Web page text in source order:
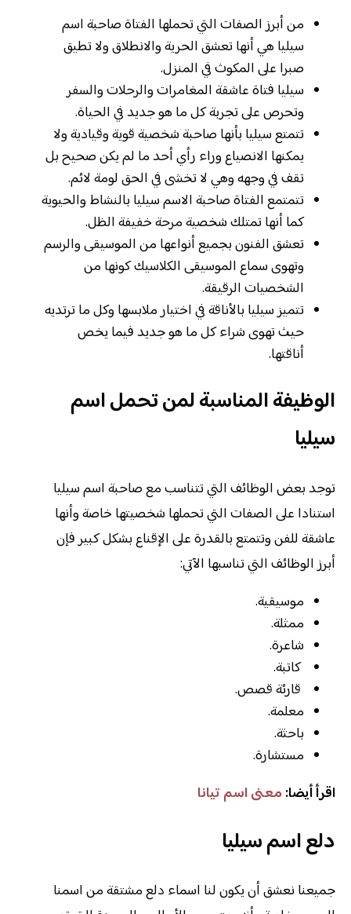
من أبرز الصفات التي تحملها الفتاة صاحبة اسم
سيليا هي أنها تعشق الحرية والانطلاق ولا تطيق
صبرا على المكوث في المنزل.
سيليا فتاة عاشقة المغامرات والرحلات والسفر
وتحرص على تجربة كل ما هو جديد في الحياة.
تتمتع سيليا بأنها صاحبة شخصية قوية وقيادية ولا
يمكنها الانصياع وراء رأي أحد ما لم يكن صحيح بل
تقف في وجهه وهي لا تخشى في الحق لومة لائم.
تتمتمع الفتاة صاحبة الاسم سيليا بالنشاط والحيوية
كما أنها تمتلك شخصية مرحة خفيفة الظل.
تعشق الفنون بجميع أنواعها من الموسيقى والرسم
وتهوى سماع الموسيقى الكلاسيك كونها من
الشخصيات الرقيقة.
تتميز سيليا بالأناقة في اختيار ملابسها وكل ما ترتديه
حيث تهوى شراء كل ما هو جديد فيما يخص
أناقتها.
الوظيفة المناسبة لمن تحمل اسم
سيليا
توجد بعض الوظائف التي تتناسب مع صاحبة اسم سيليا
استنادا على الصفات التي تحملها شخصيتها خاصة وأنها
عاشقة للفن وتتمتع بالقدرة على الإقناع بشكل كبير فإن
أبرز الوظائف التي تناسبها الآتي:
موسيقية.
ممثلة.
شاعرة.
كاتبة.
قارئة قصص.
معلمة.
باحثة.
مستشارة.
اقرأ أيضا: معنى اسم تيانا
دلع اسم سيليا
جميعنا نعشق أن يكون لنا اسماء دلع مشتقة من اسمنا